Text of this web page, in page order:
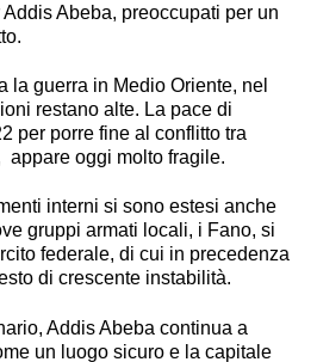
Abeba, preoccupati per un
la guerra in Medio Oriente, nel
restano alte. La pace di
per porre fine al conflitto tra
appare oggi molto fragile.
interni si sono estesi anche
gruppi armati locali, i Fano, si
federale, di cui in precedenza
di crescente instabilità.
Addis Abeba continua a
un luogo sicuro e la capitale